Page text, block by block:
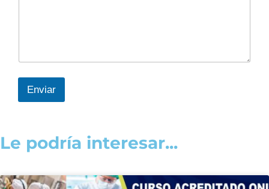
Enviar
Le podría interesar...